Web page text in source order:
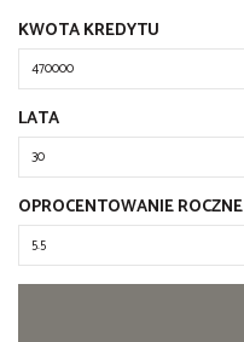
KWOTA KREDYTU
LATA
OPROCENTOWANIE ROCZNE